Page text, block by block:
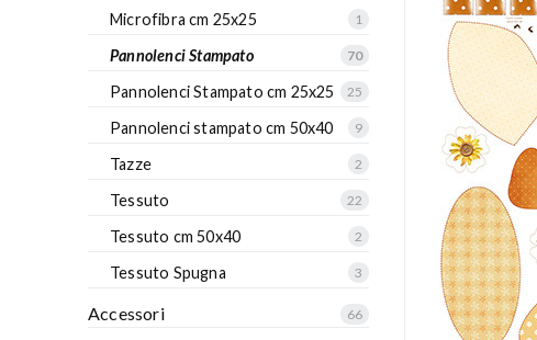
Microfibra cm 25x25 1
Pannolenci Stampato 70
Pannolenci Stampato cm 25x25 25
Pannolenci stampato cm 50x40 9
Tazze 2
Tessuto 22
Tessuto cm 50x40 2
Tessuto Spugna 3
Accessori 66